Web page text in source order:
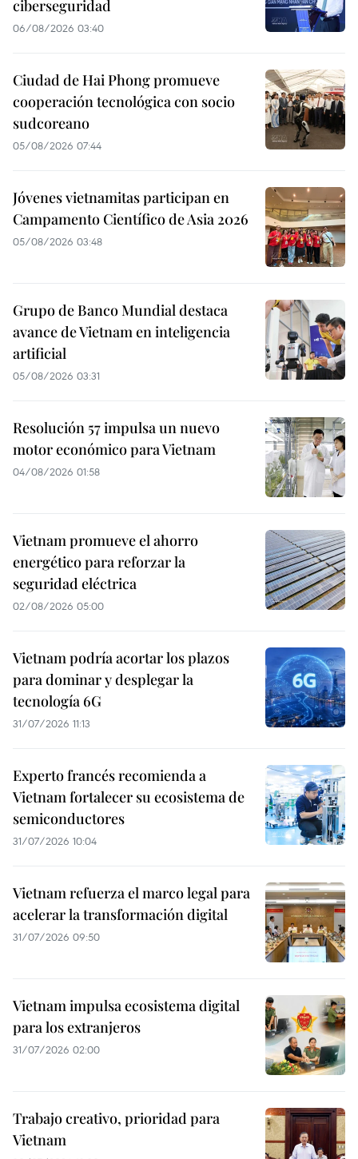
ciberseguridad
06/08/2026 03:40
Ciudad de Hai Phong promueve
cooperación tecnológica con socio
sudcoreano
05/08/2026 07:44
Jóvenes vietnamitas participan en
Campamento Científico de Asia 2026
05/08/2026 03:48
Grupo de Banco Mundial destaca
avance de Vietnam en inteligencia
artificial
05/08/2026 03:31
Resolución 57 impulsa un nuevo
motor económico para Vietnam
04/08/2026 01:58
Vietnam promueve el ahorro
energético para reforzar la
seguridad eléctrica
02/08/2026 05:00
Vietnam podría acortar los plazos
para dominar y desplegar la
tecnología 6G
31/07/2026 11:13
Experto francés recomienda a
Vietnam fortalecer su ecosistema de
semiconductores
31/07/2026 10:04
Vietnam refuerza el marco legal para
acelerar la transformación digital
31/07/2026 09:50
Vietnam impulsa ecosistema digital
para los extranjeros
31/07/2026 02:00
Trabajo creativo, prioridad para
Vietnam